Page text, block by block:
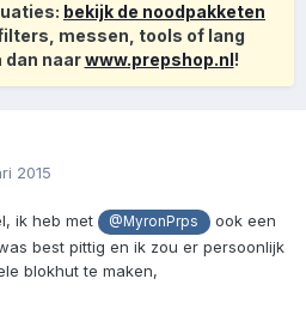
bekijk de noodpakketen
messen, tools of lang
dan naarwww.prepshop.nl!
2015
ik heb met @MyronPrps
ook een
best pittig en ik zou er persoonlijk
blokhut te maken,